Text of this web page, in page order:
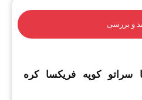
و بررسی
سراتو کوپه فریکسا کره